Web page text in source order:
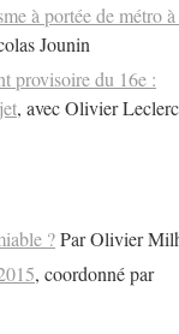
à portée de métro
Jounin
provisoire du 16e :
, avec Olivier
?Par Olivier
, coordonné par